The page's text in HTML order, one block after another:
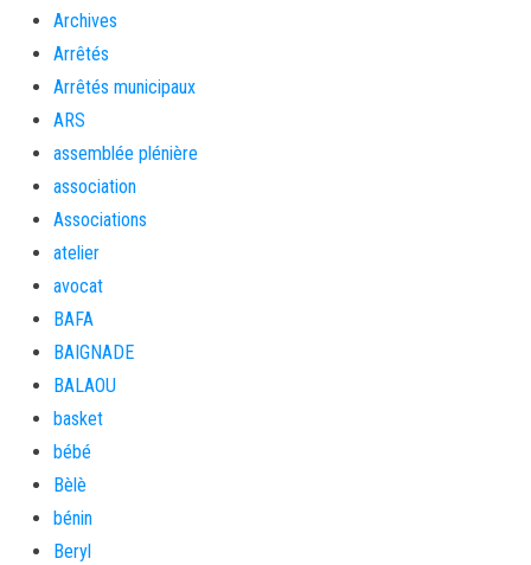
Archives
Arrêtés
Arrêtés municipaux
ARS
assemblée plénière
association
Associations
atelier
avocat
BAFA
BAIGNADE
BALAOU
basket
bébé
Bèlè
bénin
Beryl